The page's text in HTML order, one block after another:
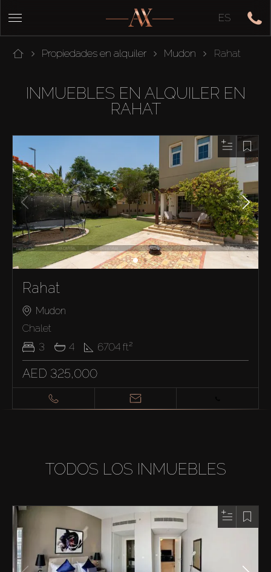
ES
Propiedades en alquiler Mudon Rahat
INMUEBLES EN ALQUILER EN
RAHAT
Rahat
Mudon
Chalet
3
4 6704 ft²
AED 325,000
TODOS LOS INMUEBLES